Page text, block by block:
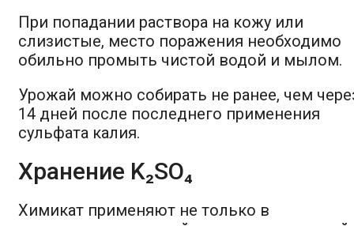
При попадании раствора на кожу или
слизистые, место поражения необходимо
обильно промыть чистой водой и мылом.
Урожай можно собирать не ранее, чем
14 дней после последнего применения
сульфата калия.
Хранение K₂SO₄
Химикат применяют не только в